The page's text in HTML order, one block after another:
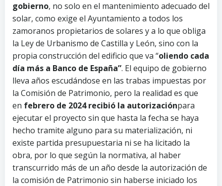
gobierno, no solo en el mantenimiento adecuado del
solar, como exige el Ayuntamiento a todos los
zamoranos propietarios de solares y a lo que obliga
la Ley de Urbanismo de Castilla y León, sino con la
propia construcción del edificio que va “oliendo cada
día más a Banco de España”. El equipo de gobierno
lleva años escudándose en las trabas impuestas por
la Comisión de Patrimonio, pero la realidad es que
en febrero de 2024 recibió la autorizaciónpara
ejecutar el proyecto sin que hasta la fecha se haya
hecho tramite alguno para su materialización, ni
existe partida presupuestaria ni se ha licitado la
obra, por lo que según la normativa, al haber
transcurrido más de un año desde la autorización de
la comisión de Patrimonio sin haberse iniciado los